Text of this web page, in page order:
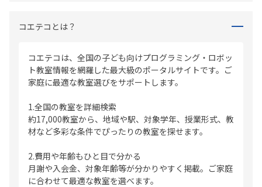
コエテコとは？
コエテコは、全国の子ども向けプログラミング・ロボッ
ト教室情報を網羅した最大級のポータルサイトです。ご
家庭に最適な教室選びをサポートします。
1.全国の教室を詳細検索
約17,000教室から、地域や駅、対象学年、授業形式、教
材など多彩な条件でぴったりの教室を探せます。
2.費用や年齢もひと目で分かる
月謝や入会金、対象年齢等が分かりやすく掲載。ご家庭
に合わせて最適な教室を選べます。